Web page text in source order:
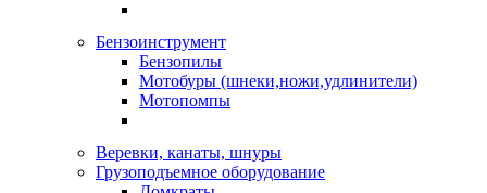
Бензоинструмент
Бензопилы
Мотобуры (шнеки,ножи,удлинители)
Мотопомпы
Веревки, канаты, шнуры
Грузоподъемное оборудование